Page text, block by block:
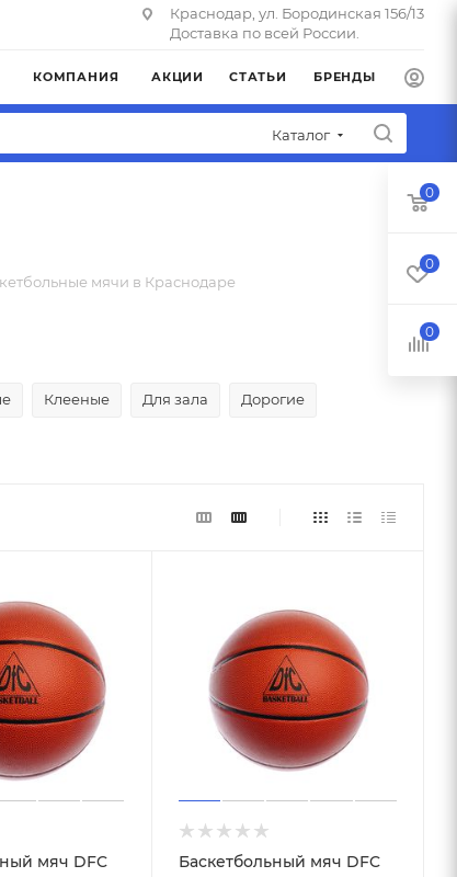
Краснодар, ул. Бородинская 156/13
Доставка по всей России.
КОМПАНИЯ АКЦИИ СТАТЬИ БРЕНДЫ
Каталог
мячи в Краснодаре
Клееные Для зала Дорогие
мяч DFC
Баскетбольный мяч DFC
0
0
0